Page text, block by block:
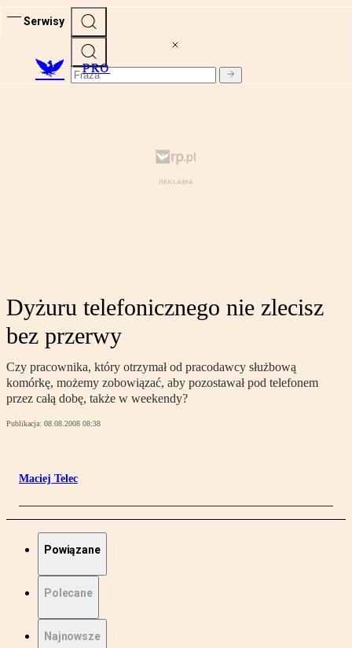
Serwisy
PRO
Dyżuru telefonicznego nie zlecisz
bez przerwy
Czy pracownika, który otrzymał od pracodawcy służbową
komórkę, możemy zobowiązać, aby pozostawał pod telefonem
przez całą dobę, także w weekendy?
Publikacja: 08.08.2008 08:38
Maciej Telec
Powiązane
Polecane
Najnowsze